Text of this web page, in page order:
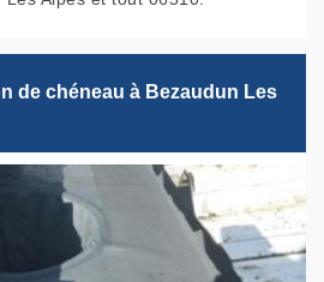
de chéneau à Bezaudun Les